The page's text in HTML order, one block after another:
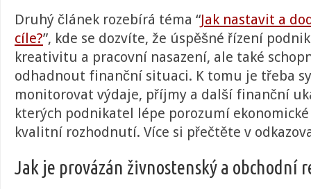
Druhý článek rozebírá téma “Jak nastavit a
cíle?”, kde se dozvíte, že úspěšné řízení
kreativitu a pracovní nasazení, ale také
odhadnout finanční situaci. K tomu je třeba
monitorovat výdaje, příjmy a další finanční
kterých podnikatel lépe porozumí
kvalitní rozhodnutí. Více si přečtěte v
Jak je provázán živnostenský a obchodní